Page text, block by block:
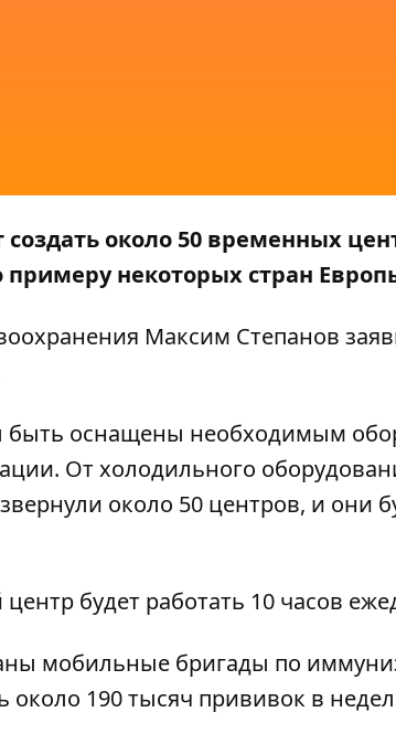
около 50 временных
примеру некоторых стран
Максим Степанов
быть оснащены необходимым
От холодильного
около 50 центров, и они
будет работать 10 часов
мобильные бригады по
около 190 тысяч прививок в